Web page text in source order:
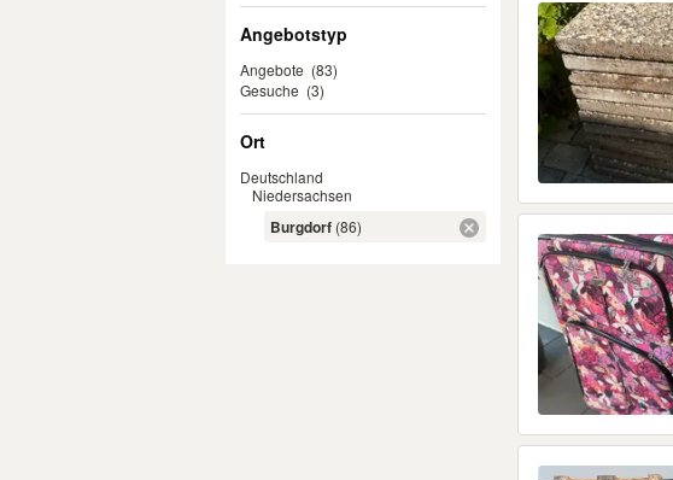
Angebotstyp
Angebote (83)
Gesuche (3)
Ort
Deutschland
Niedersachsen
Burgdorf (86)